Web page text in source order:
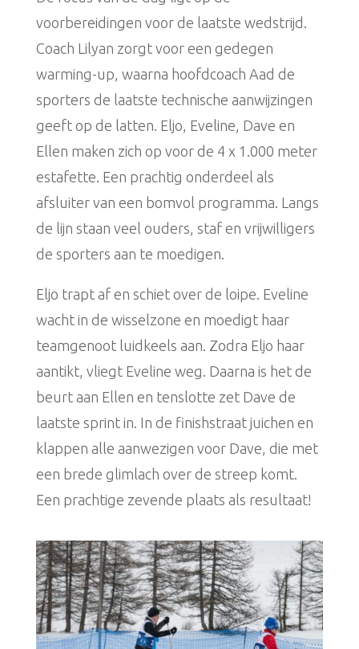
voorbereidingen voor de laatste wedstrijd.
Coach Lilyan zorgt voor een gedegen
warming-up, waarna hoofdcoach Aad de
sporters de laatste technische aanwijzingen
geeft op de latten. Eljo, Eveline, Dave en
Ellen maken zich op voor de 4 x 1.000 meter
estafette. Een prachtig onderdeel als
afsluiter van een bomvol programma. Langs
de lijn staan veel ouders, staf en vrijwilligers
de sporters aan te moedigen.
Eljo trapt af en schiet over de loipe. Eveline
wacht in de wisselzone en moedigt haar
teamgenoot luidkeels aan. Zodra Eljo haar
aantikt, vliegt Eveline weg. Daarna is het de
beurt aan Ellen en tenslotte zet Dave de
laatste sprint in. In de finishstraat juichen en
klappen alle aanwezigen voor Dave, die met
een brede glimlach over de streep komt.
Een prachtige zevende plaats als resultaat!